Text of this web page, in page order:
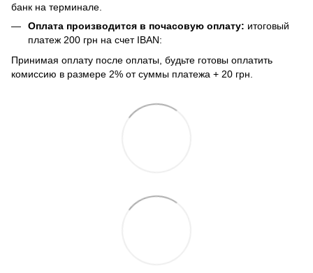
банк на терминале.
Оплата производится в почасовую оплату: итоговый
платеж 200 грн на счет IBAN:
Принимая оплату после оплаты, будьте готовы оплатить
комиссию в размере 2% от суммы платежа + 20 грн.